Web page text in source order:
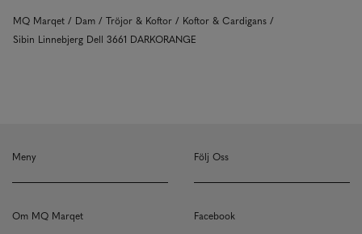
MQ Marqet Dam Tröjor & Koftor
Koftor & Cardigans
Sibin Linnebjerg Dell 3661 DARKORANGE
Meny
Om MQ Marqet
Följ Oss
Facebook